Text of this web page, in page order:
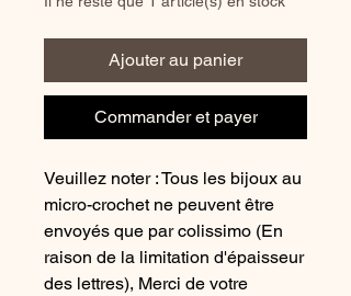
Ajouter au panier
Commander et payer
Veuillez noter : Tous les bijoux au
micro-crochet ne peuvent être
envoyés que par colissimo (En
raison de la limitation d'épaisseur
des lettres), Merci de votre